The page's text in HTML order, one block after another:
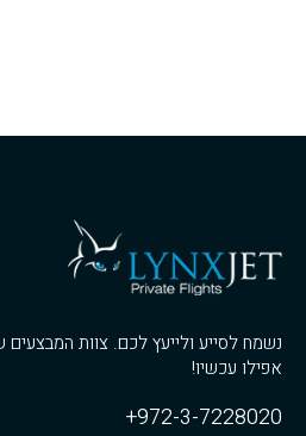
נשמח לסייע ולייעץ לכם. צוות
אפילו עכשיו!
972-3-7228020+